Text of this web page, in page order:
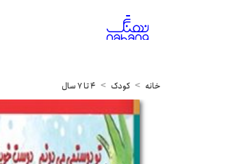
خانه کودک 4 تا 7 سال